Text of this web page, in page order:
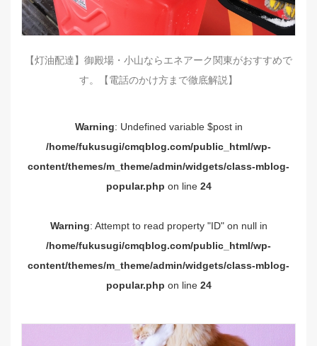
【灯油配達】御殿場・小山ならエネアーク関東がおすすめで
す。【電話のかけ方まで徹底解説】
Warning: Undefined variable $post in
/home/fukusugi/cmqblog.com/public_html/wp-
content/themes/m_theme/admin/widgets/class-mblog-
popular.php on line 24
Warning: Attempt to read property "ID" on null in
/home/fukusugi/cmqblog.com/public_html/wp-
content/themes/m_theme/admin/widgets/class-mblog-
popular.php on line 24